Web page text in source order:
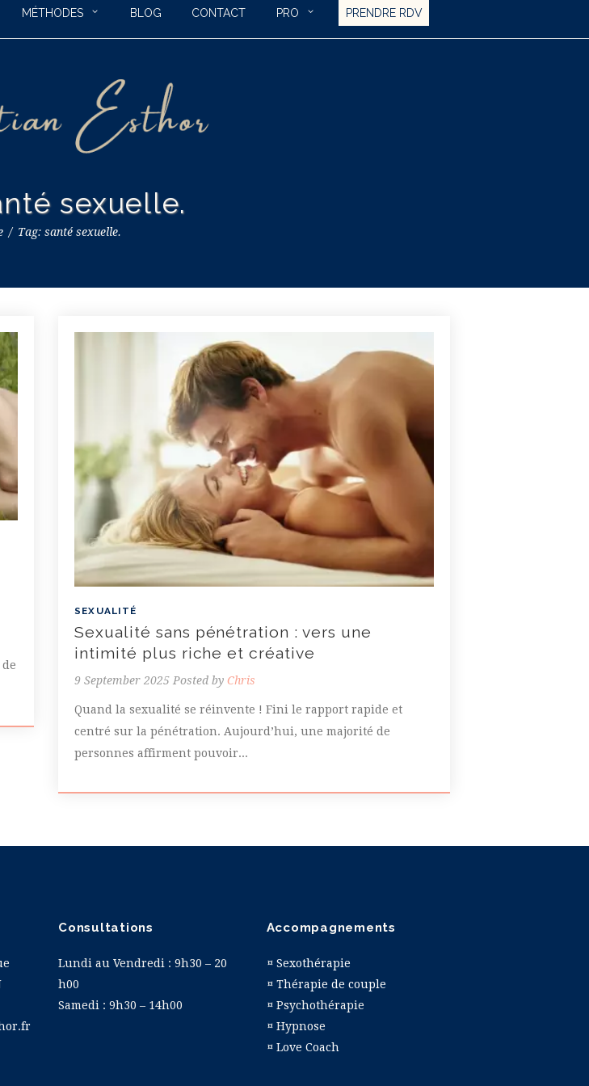
MÉTHODES BLOG CONTACT PRO PRENDRE RDV
sexuelle.
Tag: santé sexuelle.
SEXUALITÉ
Sexualité sans pénétration : vers une
intimité plus riche et créative
9 September 2025 Posted by Chris
Quand la sexualité se réinvente ! Fini le rapport rapide et
centré sur la pénétration. Aujourd’hui, une majorité de
personnes affirment pouvoir...
Consultations
Lundi au Vendredi : 9h30 – 20
h00
Samedi : 9h30 – 14h00
Accompagnements
¤ Sexothérapie
¤ Thérapie de couple
¤ Psychothérapie
¤ Hypnose
¤ Love Coach